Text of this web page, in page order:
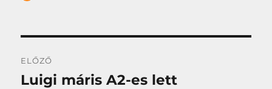
navigáció
ELŐZŐ
Korábbi
Luigi máris A2-es lett